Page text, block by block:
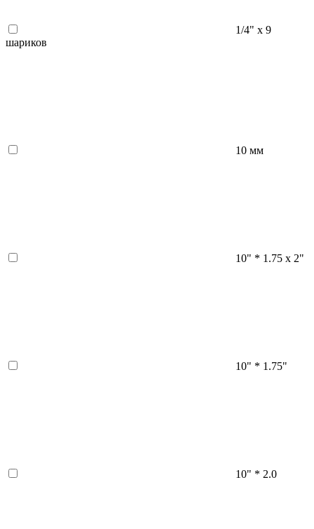
1/4" х 9
шариков
10 мм
10" * 1.75 x 2"
10" * 1.75"
10" * 2.0